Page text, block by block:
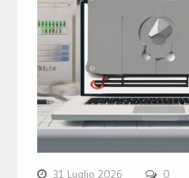
31 Luglio 2026 0